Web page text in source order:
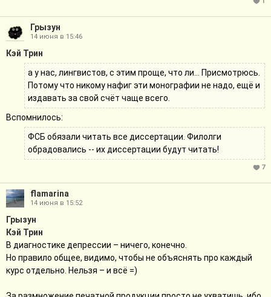
Грызун
14 июня в 15:46
Кэй Трин
а у нас, лингвистов, с этим проще, что ли... Присмотрюсь.
Потому что никому нафиг эти монографии не надо, ещё и
издавать за свой счёт чаще всего.
Вспомнилось:
ФСБ обязали читать все диссертации. Филолги
обрадовались -- их диссертации будут читать!
7
flamarina
14 июня в 15:52
Грызун
Кэй Трин
В диагностике депрессии – ничего, конечно.
Но правило общее, видимо, чтобы не объяснять про каждый
курс отдельно. Нельзя – и всё =)